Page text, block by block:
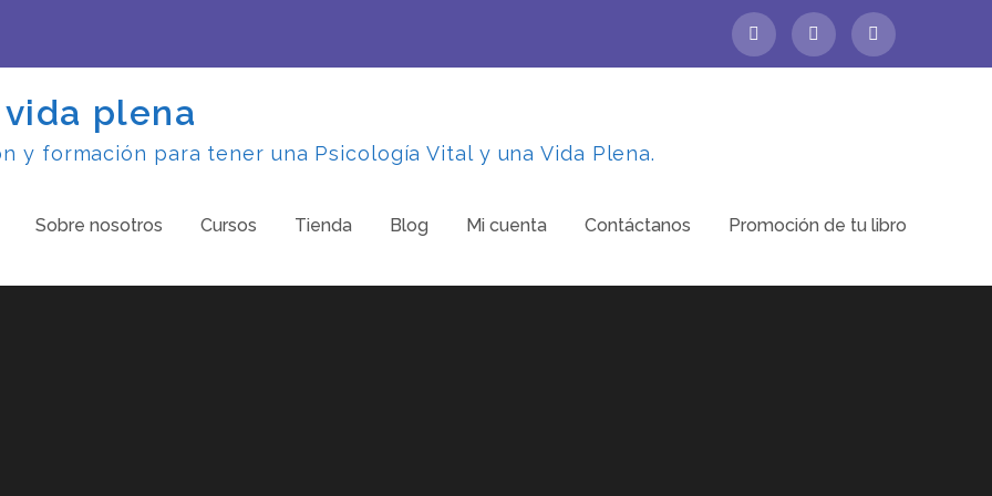
plena
y formación para tener una Psicología Vital y una Vida Plena.
Sobre nosotros Cursos Tienda Blog Mi cuenta Contáctanos Promoción de tu libro